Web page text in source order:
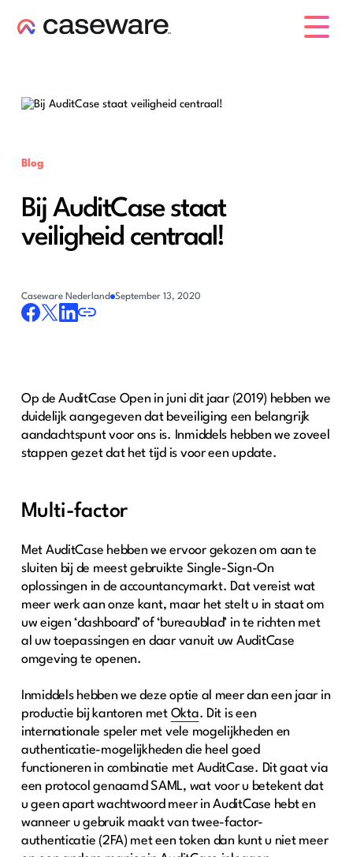
Blog
Bij AuditCase staat
veiligheid centraal!
Caseware Nederland September 13, 2020
Op de AuditCase Open in juni dit jaar (2019) hebben we
duidelijk aangegeven dat beveiliging een belangrijk
aandachtspunt voor ons is. Inmiddels hebben we zoveel
stappen gezet dat het tijd is voor een update.
Multi-factor
Met AuditCase hebben we ervoor gekozen om aan te
sluiten bij de meest gebruikte Single-Sign-On
oplossingen in de accountancymarkt. Dat vereist wat
meer werk aan onze kant, maar het stelt u in staat om
uw eigen ‘dashboard’ of ‘bureaublad’ in te richten met
al uw toepassingen en daar vanuit uw AuditCase
omgeving te openen.
Inmiddels hebben we deze optie al meer dan een jaar in
productie bij kantoren met Okta. Dit is een
internationale speler met vele mogelijkheden en
authenticatie-mogelijkheden die heel goed
functioneren in combinatie met AuditCase. Dit gaat via
een protocol genaamd SAML, wat voor u betekent dat
u geen apart wachtwoord meer in AuditCase hebt en
wanneer u gebruik maakt van twee-factor-
authenticatie (2FA) met een token dan kunt u niet meer